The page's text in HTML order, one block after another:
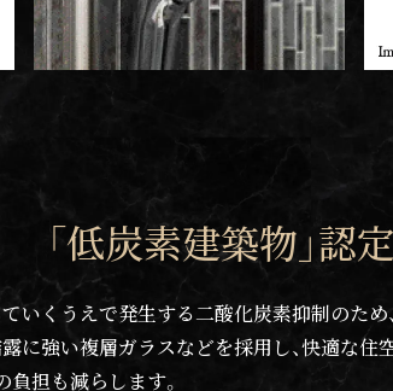
「低炭素建築物」認
いくうえで発生する二酸化炭素抑制のた
に強い複層ガラスなどを採用し、快適な
負担も減らします。